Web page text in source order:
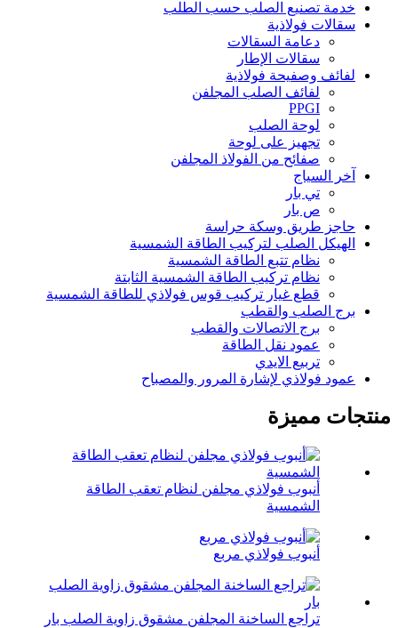
خدمة تصنيع الصلب حسب الطلب
سقالات فولاذية
دعامة السقالات
سقالات الإطار
لفائف وصفيحة فولاذية
لفائف الصلب المجلفن
PPGI
لوحة الصلب
تجهيز على لوحة
صفائح من الفولاذ المجلفن
آخر السياج
تي بار
ص بار
حاجز طريق وسكة حراسة
الهيكل الصلب لتركيب الطاقة الشمسية
نظام تتبع الطاقة الشمسية
نظام تركيب الطاقة الشمسية الثابتة
قطع غيار تركيب قوس فولاذي للطاقة الشمسية
برج الصلب والقطب
برج الاتصالات والقطب
عمود نقل الطاقة
تربيع الايدي
عمود فولاذي لإشارة المرور والمصباح
منتجات مميزة
أنبوب فولاذي مجلفن لنظام تعقب الطاقة
الشمسية
أنبوب فولاذي مربع
تراجع الساخنة المجلفن مشقوق زاوية الصلب بار